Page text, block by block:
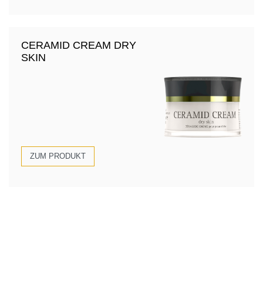
CERAMID CREAM DRY
SKIN
ZUM PRODUKT